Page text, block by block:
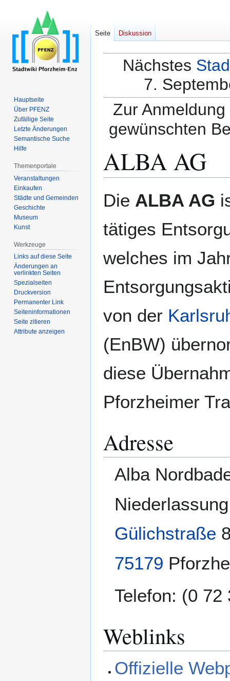
Nächstes
7.
Zur
gewünschten
ALBA AG
Navigation
Suche
Die ALBA AG
tätiges
welches im
von der
(EnBW)
diese
Pforzheimer
Adresse
Alba
Gülichstraße
75179
Telefon: (0 72
Weblinks
Offizielle
Seite Diskussion
Hauptseite
Über PFENZ
Zufällige Seite
Letzte Änderungen
Semantische Suche
Hilfe
Themenportale
Veranstaltungen
Einkaufen
Städte und Gemeinden
Geschichte
Museum
Kunst
Werkzeuge
Links auf diese Seite
Änderungen an
verlinkten Seiten
Spezialseiten
Druckversion
Permanenter Link
Seiten­­informationen
Seite zitieren
Attribute anzeigen